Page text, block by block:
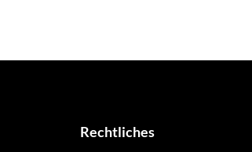
Rechtliches